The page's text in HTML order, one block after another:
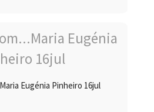
Eugénia Pinheiro 16jul